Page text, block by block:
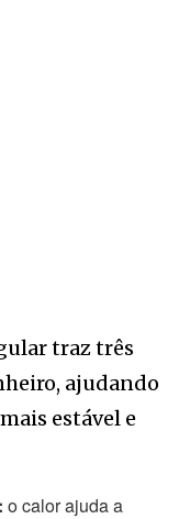
traz três
ajudando
estável e
o calor ajuda a